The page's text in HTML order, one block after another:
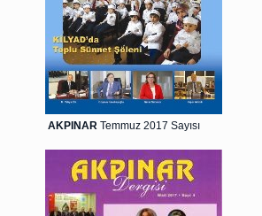
AKPINAR Temmuz 2017 Sayısı